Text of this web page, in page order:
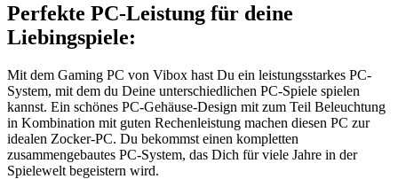
Perfekte PC-Leistung für deine
Liebingspiele:
Mit dem Gaming PC von Vibox hast Du ein leistungsstarkes PC-
System, mit dem du Deine unterschiedlichen PC-Spiele spielen
kannst. Ein schönes PC-Gehäuse-Design mit zum Teil Beleuchtung
in Kombination mit guten Rechenleistung machen diesen PC zur
idealen Zocker-PC. Du bekommst einen kompletten
zusammengebautes PC-System, das Dich für viele Jahre in der
Spielewelt begeistern wird.